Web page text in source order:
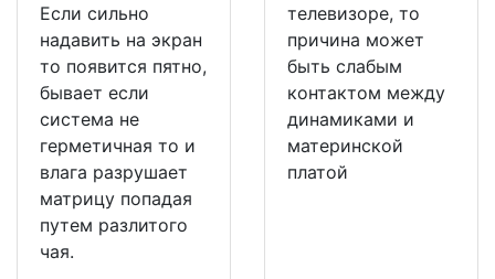
Если сильно
надавить на экран
то появится пятно,
бывает если
система не
герметичная то и
влага разрушает
матрицу попадая
путем разлитого
чая.
телевизоре, то
причина может
быть слабым
контактом между
динамиками и
материнской
платой